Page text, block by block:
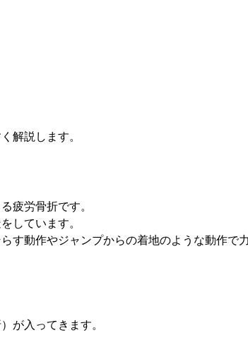
解説します。
疲労骨折です。
しています。
す動作やジャンプからの着地のような動作で
が入ってきます。